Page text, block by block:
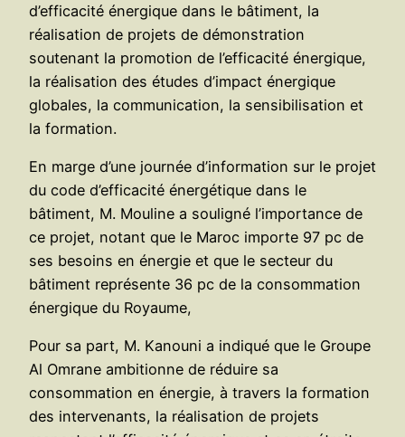
d’efficacité énergique dans le bâtiment, la
réalisation de projets de démonstration
soutenant la promotion de l’efficacité énergique,
la réalisation des études d’impact énergique
globales, la communication, la sensibilisation et
la formation.
En marge d’une journée d’information sur le projet
du code d’efficacité énergétique dans le
bâtiment, M. Mouline a souligné l’importance de
ce projet, notant que le Maroc importe 97 pc de
ses besoins en énergie et que le secteur du
bâtiment représente 36 pc de la consommation
énergique du Royaume,
Pour sa part, M. Kanouni a indiqué que le Groupe
Al Omrane ambitionne de réduire sa
consommation en énergie, à travers la formation
des intervenants, la réalisation de projets